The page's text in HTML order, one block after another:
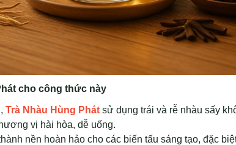
cho công thức này
Trà Nhàu Hùng Phát sử dụng trái và rễ nhàu sấy
vị hài hòa, dễ uống.
nền hoàn hảo cho các biến tấu sáng tạo, đặc